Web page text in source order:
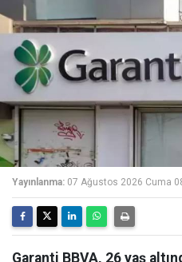
Yayınlanma: 07 Ağustos 2026 Cuma
Garanti BBVA, 26 yaş